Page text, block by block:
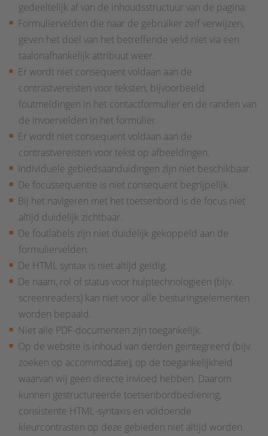
gedeeltelijk af van de inhoudsstructuur van de pagina.
Formuliervelden die naar de gebruiker zelf verwijzen,
geven het doel van het betreffende veld niet via een
taalonafhankelijk attribuut weer.
Er wordt niet consequent voldaan aan de
contrastvereisten voor teksten, bijvoorbeeld
foutmeldingen in het contactformulier en de randen van
de invoervelden in het formulier.
Er wordt niet consequent voldaan aan de
contrastvereisten voor tekst op afbeeldingen.
Individuele gebiedsaanduidingen zijn niet beschikbaar.
De focussequentie is niet consequent begrijpelijk.
Bij het navigeren met het toetsenbord is de focus niet
altijd duidelijk zichtbaar.
De foutlabels zijn niet duidelijk gekoppeld aan de
formuliervelden.
De HTML syntax is niet altijd geldig.
De naam, rol of status voor hulptechnologieën (bijv.
screenreaders) kan niet voor alle besturingselementen
worden bepaald.
Niet alle PDF-documenten zijn toegankelijk.
Op de website is inhoud van derden geïntegreerd (bijv.
zoeken op accommodatie), op de toegankelijkheid
waarvan wij geen directe invloed hebben. Daarom
kunnen gestructureerde toetsenbordbediening,
consistente HTML-syntaxis en voldoende
kleurcontrasten op deze gebieden niet altijd worden